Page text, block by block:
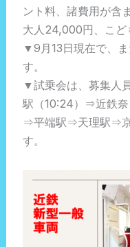
ント料、諸費用が含
大人24,000円、こど
▼9月13日現在で、
す。
▼試乗会は、募集人
駅（10:24）⇒近鉄
⇒平端駅⇒天理駅⇒京
す。